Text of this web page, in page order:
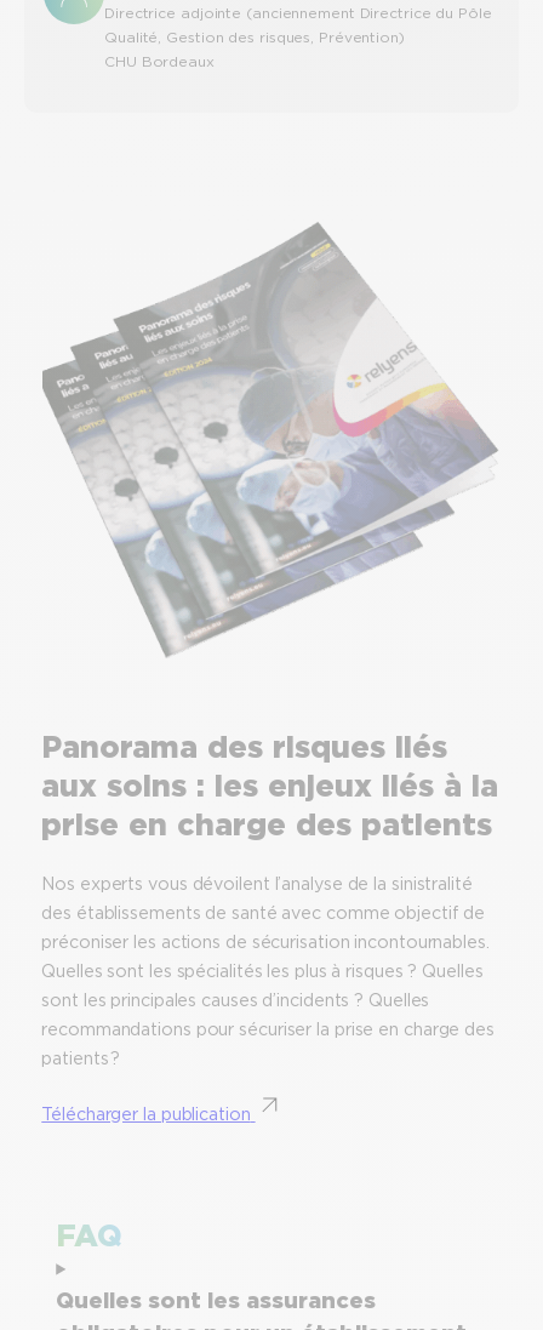
Directrice adjointe (anciennement Directrice du Pôle
Qualité, Gestion des risques, Prévention)
CHU Bordeaux
Panorama des risques liés
aux soins : les enjeux liés à la
prise en charge des patients
Nos experts vous dévoilent l’analyse de la sinistralité
des établissements de santé avec comme objectif de
préconiser les actions de sécurisation incontournables.
Quelles sont les spécialités les plus à risques ? Quelles
sont les principales causes d’incidents ? Quelles
recommandations pour sécuriser la prise en charge des
patients ?
Télécharger la publication
Quelles sont les assurances
FAQ